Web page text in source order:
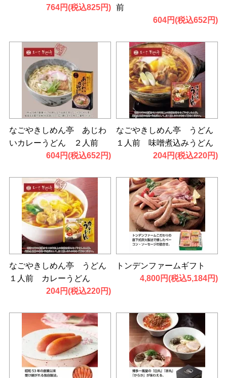
764円(税込825円) 前
604円(税込652円)
なごやきしめん亭 あじわ
いカレーうどん ２人前
604円(税込652円)
なごやきしめん亭 うどん
１人前 味噌煮込みうどん
204円(税込220円)
なごやきしめん亭 うどん
１人前 カレーうどん
204円(税込220円)
トンデンファームギフト
4,800円(税込5,184円)